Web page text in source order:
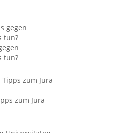
tun?
zum Jura